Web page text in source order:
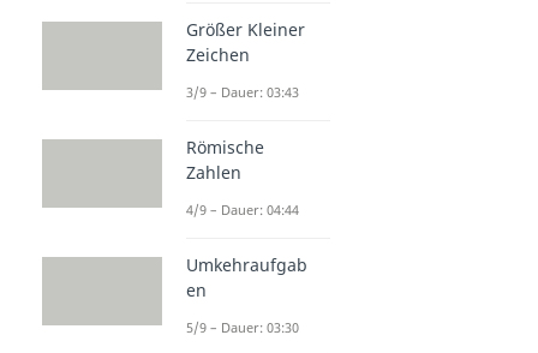
Größer Kleiner
Zeichen
3/9 – Dauer: 03:43
Römische
Zahlen
4/9 – Dauer: 04:44
Umkehraufgab
en
5/9 – Dauer: 03:30